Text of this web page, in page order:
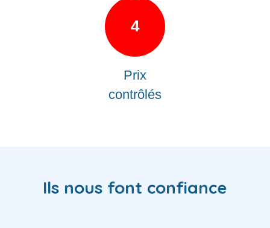
4
Prix
contrôlés
Ils nous font confiance